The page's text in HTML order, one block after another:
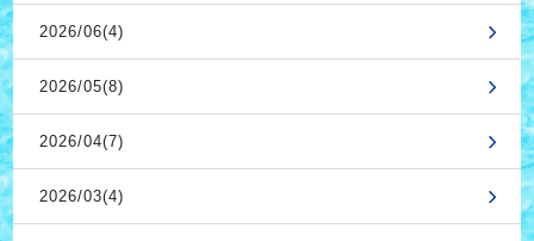
2026/06(4)
2026/05(8)
2026/04(7)
2026/03(4)